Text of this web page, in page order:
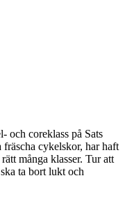
och coreklass på Sats
cykelskor, har haft
många klasser. Tur att
ta bort lukt och